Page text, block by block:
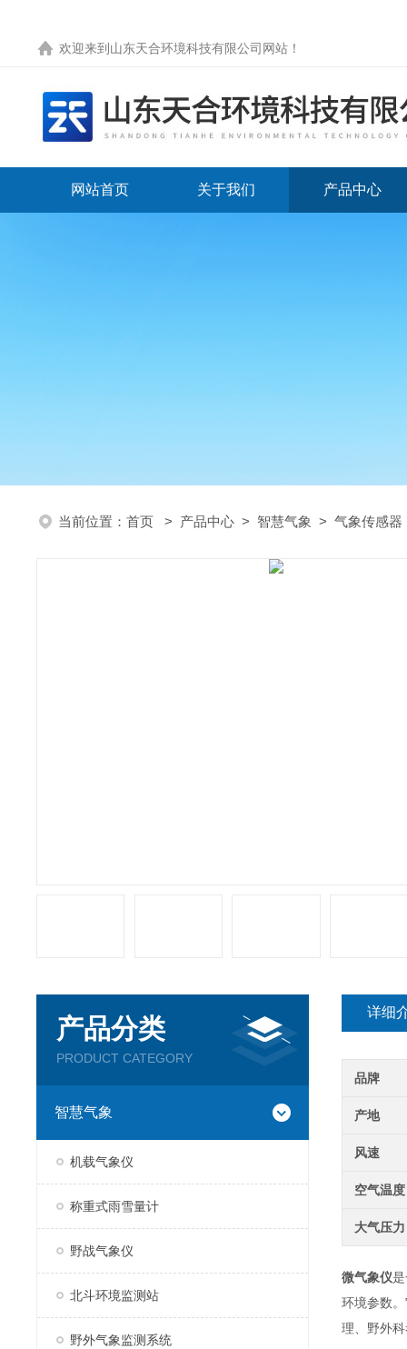
欢迎来到 山东天合环境科技有限公司网站 ！
网站首页 关于我们 产品中心
当前位置： 首页 > 产品中心 > 智慧气象 > 气象传感器
产品分类
PRODUCT CATEGORY
智慧气象
机载气象仪
称重式雨雪量计
野战气象仪
北斗环境监测站
野外气象监测系统
详细
品牌
产地
风速
空气温度
大气压力
微气象仪
环境参数
理、野外